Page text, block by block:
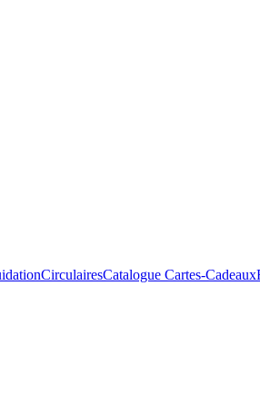
CirculairesCatalogue Cartes-Cadeaux